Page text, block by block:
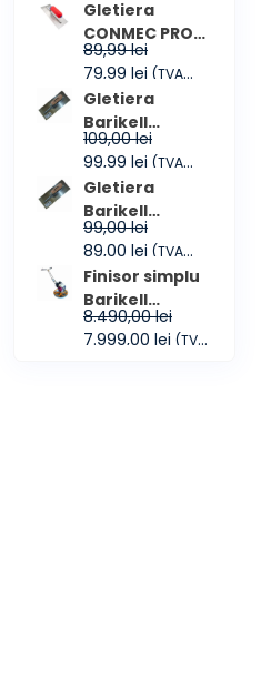
4.599,00 lei
inițial
a
fost:
79,00 lei.
curent
este:
59,00 lei.
inclus)
Gletiera
CONMEC PRO
300x100mm
89,99lei
Prețul
inițial
a
fost:
89,99 lei.
79,99 lei Prețul
curent
este:
79,99 lei.
(TVA
inclus)
Gletiera
Barikell
360x100mm
109,00lei
Prețul
inițial
a
fost:
109,00 lei.
99,99 lei Prețul
curent
este:
99,99 lei.
(TVA
inclus)
Gletiera
Barikell
300x100mm
99,00lei
Prețul
inițial
a
fost:
99,00 lei.
89,00 lei Prețul
curent
este:
89,00 lei.
(TVA
inclus)
Finisor simplu
Barikell
Moskito 4-60
GX160
8.490,00lei
Prețul
7.999,00 lei Prețul
(TVA